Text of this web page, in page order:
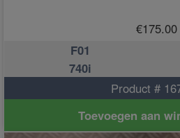
€175.00
F01
740i
Product #
Toevoegen aan